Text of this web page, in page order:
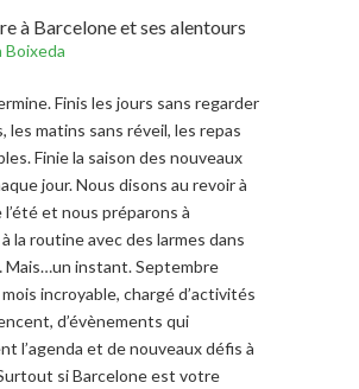
à Barcelone et ses alentours
Boixeda
Finis les jours sans regarder
les matins sans réveil, les repas
Finie la saison des nouveaux
jour. Nous disons au revoir à
l’été et nous préparons à
la routine avec des larmes dans
Mais…un instant. Septembre
incroyable, chargé d’activités
d’évènements qui
l’agenda et de nouveaux défis à
si Barcelone est votre